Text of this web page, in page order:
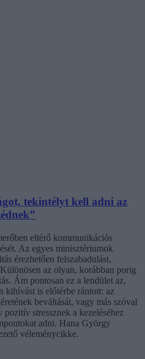
tekintélyt kell adni az
eltérő kommunikációs
Az egyes minisztériumok
érezhetően felszabadulást,
az olyan, korábban porig
Ám pontosan ez a lendület az,
kihívást is előtérbe rántott: az
beváltását, vagy más szóval
stressznek a kezeléséhez
adni. Hana György
véleménycikke.